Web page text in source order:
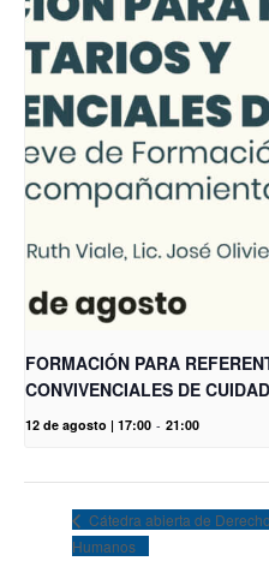
FORMACIÓN PARA
CONVIVENCIALES DE
12 de agosto | 17:00 - 21:00
Cátedra abierta de
Humanos